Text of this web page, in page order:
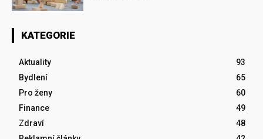
KATEGORIE
Aktuality
93
Bydlení
65
Pro ženy
60
Finance
49
Zdraví
48